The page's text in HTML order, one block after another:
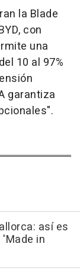
la Blade
con
una
10 al 97%
garantiza
así es
in